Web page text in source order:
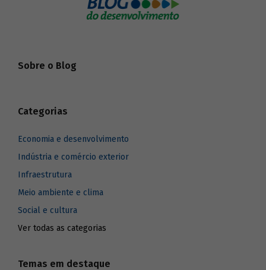
Sobre o Blog
Categorias
Economia e desenvolvimento
Indústria e comércio exterior
Infraestrutura
Meio ambiente e clima
Social e cultura
Ver todas as categorias
Temas em destaque